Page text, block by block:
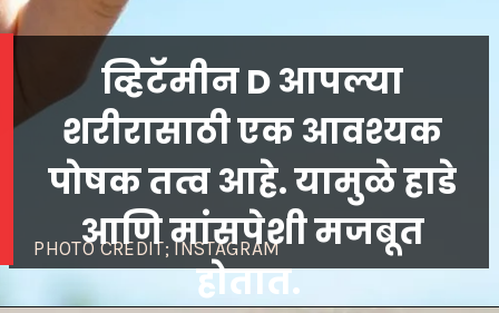
PHOTO CREDIT; INSTAGRAM
व्हिटॅमीन D आपल्या
शरीरासाठी एक आवश्यक
पोषक तत्व आहे. यामुळे हाडे
आणि मांसपेशी मजबूत
होतात.